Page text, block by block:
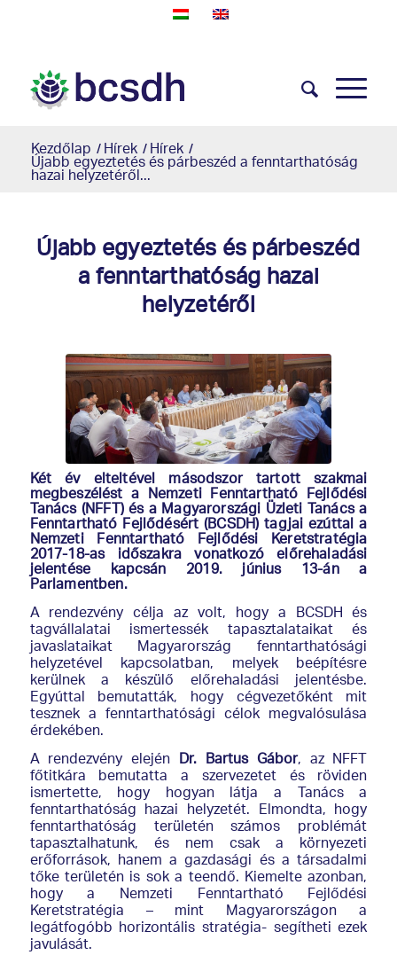
Kezdőlap/Hírek/Hírek/
Újabb egyeztetés és párbeszéd a fenntarthatóság
hazai helyzetéről...
Újabb egyeztetés és párbeszéd
a fenntarthatóság hazai
helyzetéről
Két év elteltével másodszor tartott szakmai
megbeszélést a Nemzeti Fenntartható Fejlődési
Tanács (NFFT) és a Magyarországi Üzleti Tanács a
Fenntartható Fejlődésért (BCSDH) tagjai ezúttal a
Nemzeti Fenntartható Fejlődési Keretstratégia
2017-18-as időszakra vonatkozó előrehaladási
jelentése kapcsán 2019. június 13-án a
Parlamentben.
A rendezvény célja az volt, hogy a BCSDH és
tagvállalatai ismertessék tapasztalataikat és
javaslataikat Magyarország fenntarthatósági
helyzetével kapcsolatban, melyek beépítésre
kerülnek a készülő előrehaladási jelentésbe.
Egyúttal bemutatták, hogy cégvezetőként mit
tesznek a fenntarthatósági célok megvalósulása
érdekében.
A rendezvény elején Dr. Bartus Gábor, az NFFT
főtitkára bemutatta a szervezetet és röviden
ismertette, hogy hogyan látja a Tanács a
fenntarthatóság hazai helyzetét. Elmondta, hogy
fenntarthatóság területén számos problémát
tapasztalhatunk, és nem csak a környezeti
erőforrások, hanem a gazdasági és a társadalmi
tőke területén is sok a teendő. Kiemelte azonban,
hogy a Nemzeti Fenntartható Fejlődési
Keretstratégia – mint Magyarországon a
legátfogóbb horizontális stratégia- segítheti ezek
javulását.